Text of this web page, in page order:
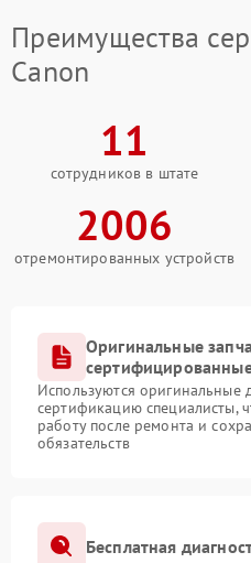
Преимущества
Canon
11
сотрудников в штате
2006
отремонтированных устройств
Оригинальные
Используются
сертификацию специалисты,
работу после ремонта и
обязательств
Бесплатная